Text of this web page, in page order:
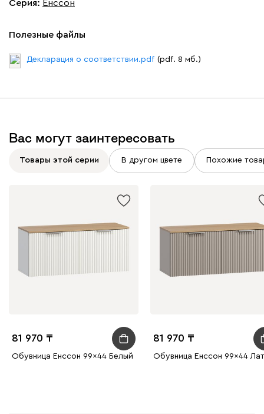
Серия: Енссон
Полезные файлы
Декларация о соответствии.pdf (pdf. 8 мб.)
Вас могут заинтересовать
Товары этой серии В другом цвете Похожие
81 970
Обувница Енссон 99x44 Белый
81 970
Обувница Енссон 99x44